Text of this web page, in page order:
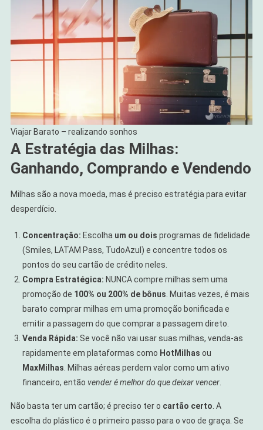
Viajar Barato – realizando sonhos
A Estratégia das Milhas:
Ganhando, Comprando e Vendendo
Milhas são a nova moeda, mas é preciso estratégia para evitar
desperdício.
Concentração: Escolha um ou dois programas de fidelidade
(Smiles, LATAM Pass, TudoAzul) e concentre todos os
pontos do seu cartão de crédito neles.
Compra Estratégica: NUNCA compre milhas sem uma
promoção de 100% ou 200% de bônus . Muitas vezes, é mais
barato comprar milhas em uma promoção bonificada e
emitir a passagem do que comprar a passagem direto.
Venda Rápida: Se você não vai usar suas milhas, venda-as
rapidamente em plataformas como HotMilhas ou
MaxMilhas . Milhas aéreas perdem valor como um ativo
financeiro, então vender é melhor do que deixar vencer.
Não basta ter um cartão; é preciso ter o cartão certo . A
escolha do plástico é o primeiro passo para o voo de graça. Se